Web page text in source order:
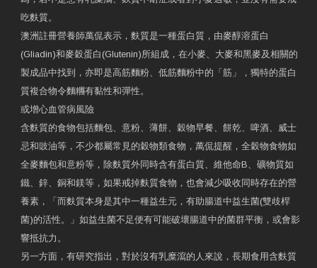
吃麩質。
澳洲註冊營養師萬侃表示，麩質是一種蛋白質，由麥醇溶蛋白
(Gliadin)和麥穀蛋白(Glutenin)所組成，在小麥、大麥和黑麥及相關的
製成品中找到，亦即是高筋麵粉、低筋麵粉中的「筋」，獨特的蛋白
質複合物令麵糰有黏性和彈性。
或增心血管病風險
含麩質的食物包括麵包、意粉、薄餅、穀物早餐、餅乾、啤酒、威士
忌和豉油等，不少都屬常見的穀物類食物，萬侃提醒，全穀物食物如
全麥麵包和意粉等，除麩質外同時含有蛋白質、維他命B、礦物質如
鐵、鋅、銅和鎂等，如果戒掉麩質食物，也會減少吸收同時存在的營
養素，「而麩質本身是其中一種益生元，有助腸道中益生菌(雙歧桿
菌)的活性。」如益生菌不足便有可能破壞腸道中的菌群平衡，或會影
響抵抗力。
另一方面，有研究指出，對於沒有乳糜瀉的人來說，長期食用含麩質